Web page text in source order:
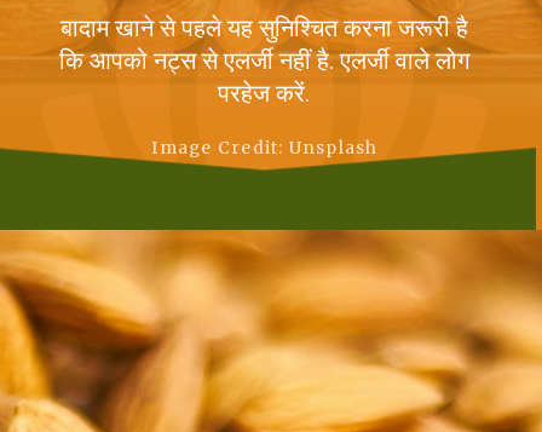
बादाम खाने से पहले यह सुनिश्चित करना जरूरी है
कि आपको नट्स से एलर्जी नहीं है. एलर्जी वाले लोग
परहेज करें.
Image Credit: Unsplash